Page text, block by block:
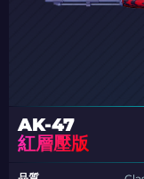
AK-47
紅層壓版